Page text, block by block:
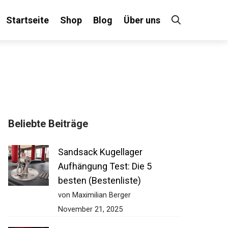
Startseite Shop Blog Über uns
Beliebte Beiträge
Sandsack Kugellager
Aufhängung Test: Die 5
besten (Bestenliste)
von Maximilian Berger
November 21, 2025